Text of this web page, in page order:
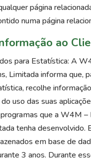
página
numa página
ao
para Estatística: A
Limitada informa que,
recolhe
uso das suas
que a W4M –
tenha desenvolvido.
em base de
3 anos. Durante